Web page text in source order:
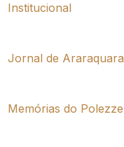
Institucional
Jornal de Araraquara
Memórias do Polezze